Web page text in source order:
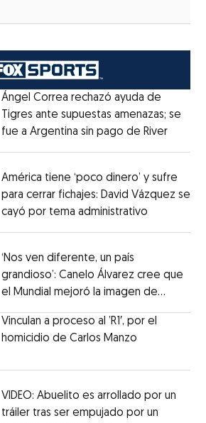
Ángel Correa rechazó ayuda de
Tigres ante supuestas amenazas; se
fue a Argentina sin pago de RiverOpens
América tiene ‘poco dinero’ y sufre
para cerrar fichajes: David Vázquez se
cayó por tema administrativo
‘Nos ven diferente, un país
grandioso’: Canelo Álvarez cree que
el Mundial mejoró la imagen de
MéxicoOpens in new window
Vinculan a proceso al ’R1′, por el
homicidio de Carlos Manzo
VIDEO: Abuelito es arrollado por un
tráiler tras ser empujado por un